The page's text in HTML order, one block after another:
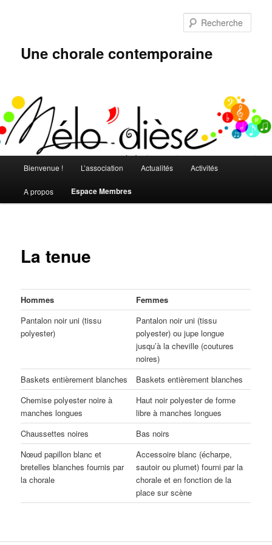
Une chorale contemporaine
principal
Bienvenue ! L’association Actualités Activités
A propos Espace Membres
La tenue
Hommes
Femmes
Pantalon noir uni (tissu
polyester)
Pantalon noir uni (tissu
polyester) ou jupe longue
jusqu’à la cheville (coutures
noires)
Baskets entièrement blanches
Baskets entièrement blanches
Chemise polyester noire à
manches longues
Haut noir polyester de forme
libre à manches longues
Chaussettes noires
Bas noirs
Nœud papillon blanc et
bretelles blanches fournis par
la chorale
Accessoire blanc (écharpe,
sautoir ou plumet) fourni par la
chorale et en fonction de la
place sur scène